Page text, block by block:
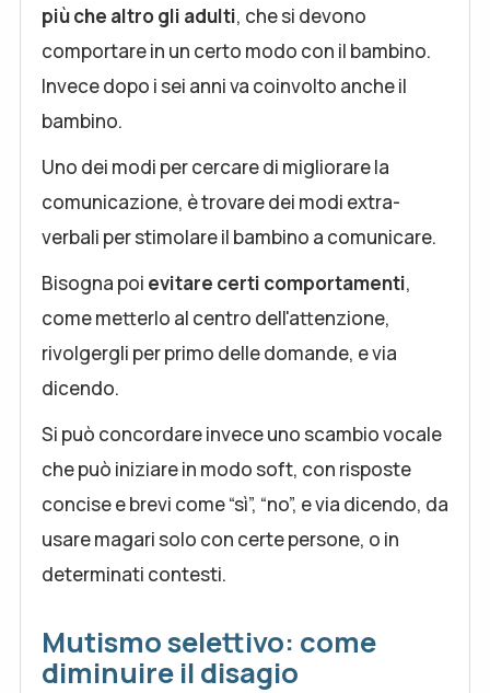
più che altro gli adulti, che si devono
comportare in un certo modo con il bambino.
Invece dopo i sei anni va coinvolto anche il
bambino.
Uno dei modi per cercare di migliorare la
comunicazione, è trovare dei modi extra-
verbali per stimolare il bambino a comunicare.
Bisogna poi evitare certi comportamenti,
come metterlo al centro dell'attenzione,
rivolgergli per primo delle domande, e via
dicendo.
Si può concordare invece uno scambio vocale
che può iniziare in modo soft, con risposte
concise e brevi come “sì”, “no”, e via dicendo, da
usare magari solo con certe persone, o in
determinati contesti.
Mutismo selettivo: come
diminuire il disagio